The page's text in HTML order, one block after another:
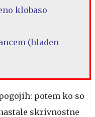
klobaso
(hladen
potem ko so
skrivnostne